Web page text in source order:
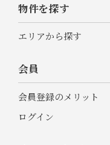
物件を探す
エリアから探す
会員
会員登録のメリット
ログイン